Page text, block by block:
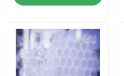
Su di noi
Visita alla fabbrica
Controllo della qualità